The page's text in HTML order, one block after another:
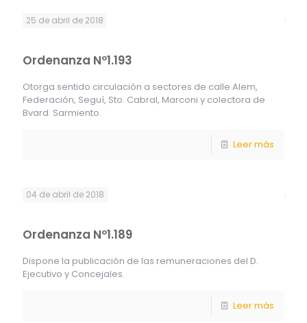
25 de abril de 2018
Ordenanza Nº1.193
Otorga sentido circulación a sectores de calle Alem,
Federación, Seguí, Sto. Cabral, Marconi y colectora de
Bvard. Sarmiento.
Leer más
04 de abril de 2018
Ordenanza Nº1.189
Dispone la publicación de las remuneraciones del D.
Ejecutivo y Concejales.
Leer más